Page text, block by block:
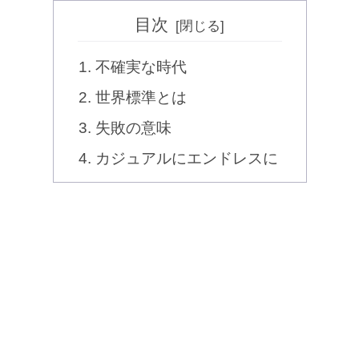
目次
不確実な時代
世界標準とは
失敗の意味
カジュアルにエンドレスに